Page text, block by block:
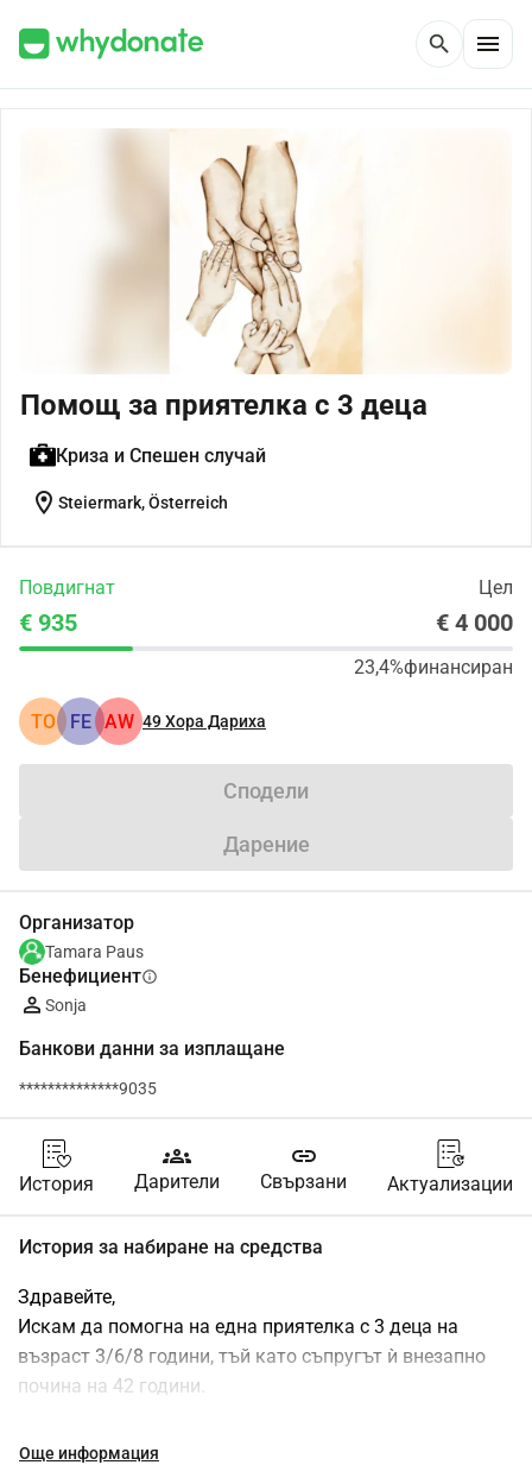
search menu
Помощ за приятелка с 3 деца
Криза и Спешен случай
location_on Steiermark, Österreich
Повдигнат Цел
€ 935 € 4 000
23,4%финансиран
TO FE AW 49Хора Дариха
Сподели
Дарение
Организатор
Tamara Paus
Бенефициентinfo
Sonja
Банкови данни за изплащане
**************9035
История
groups
Дарители
link
Свързани Актуализации
История за набиране на средства
Здравейте,
Искам да помогна на една приятелка с 3 деца на
възраст 3/6/8 години, тъй като съпругът ѝ внезапно
почина на 42 години.
Сега тя е сама с всички разходи, погребение,
Още информация